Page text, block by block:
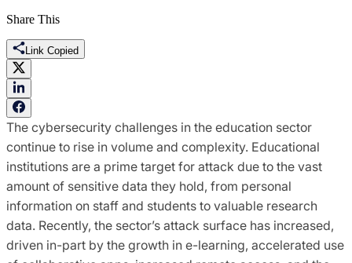
Share This
Link Copied
The cybersecurity challenges in the education sector
continue to rise in volume and complexity. Educational
institutions are a prime target for attack due to the vast
amount of sensitive data they hold, from personal
information on staff and students to valuable research
data. Recently, the sector’s attack surface has increased,
driven in-part by the growth in e-learning, accelerated use